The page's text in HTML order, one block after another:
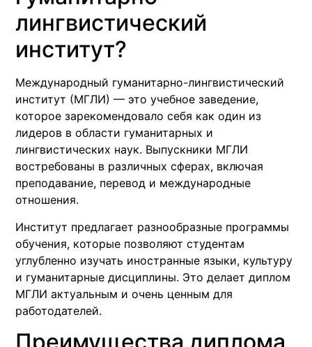
лингвистический
институт?
Международный гуманитарно-лингвистический
институт (МГЛИ) — это учебное заведение,
которое зарекомендовало себя как один из
лидеров в области гуманитарных и
лингвистических наук. Выпускники МГЛИ
востребованы в различных сферах, включая
преподавание, перевод и международные
отношения.
Институт предлагает разнообразные программы
обучения, которые позволяют студентам
углубленно изучать иностранные языки, культуру
и гуманитарные дисциплины. Это делает диплом
МГЛИ актуальным и очень ценным для
работодателей.